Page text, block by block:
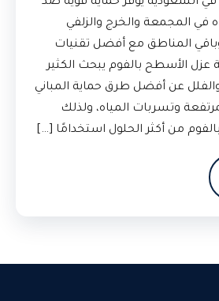
السعودية يوفر حماية قوية ضد
في المجمعة والخرج والزلفي
المناطق مع أفضل تقنيات
عزل الأسطح بالفوم يبحث الكثير
عن أفضل طرق حماية المباني
وتسربات المياه، ولذلك
من أكثر الحلول استخدامًا […]